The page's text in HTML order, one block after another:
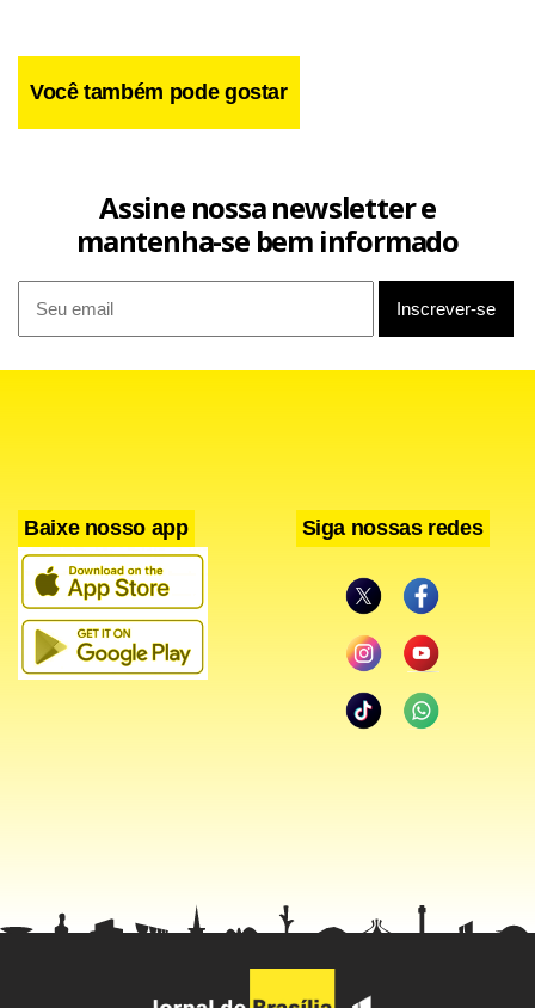
Facebook
WhatsApp
LinkedIn
Twitter
X
Você também pode gostar
Assine nossa newsletter e
mantenha-se bem informado
Baixe nosso app Siga nossas redes